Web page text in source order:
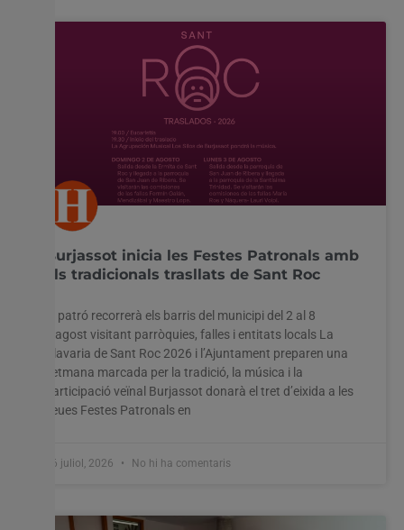
Burjassot inicia les Festes Patronals amb
els tradicionals trasllats de Sant Roc
El patró recorrerà els barris del municipi del 2 al 8
d’agost visitant parròquies, falles i entitats locals La
Clavaria de Sant Roc 2026 i l’Ajuntament preparen una
setmana marcada per la tradició, la música i la
participació veïnal Burjassot donarà el tret d’eixida a les
seues Festes Patronals en
26 juliol, 2026 No hi ha comentaris